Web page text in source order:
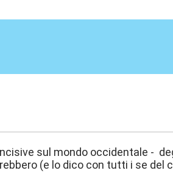
sul mondo occidentale -
(e lo dico con tutti i se del